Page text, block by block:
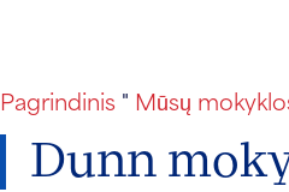
Pagrindinis " Mūsų
Dunn